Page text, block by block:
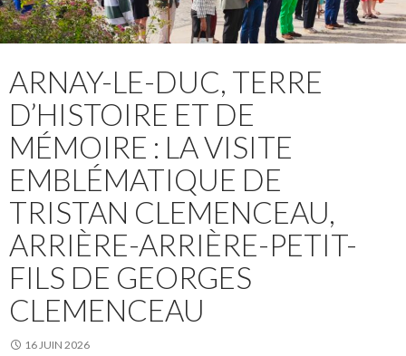
ARNAY-LE-DUC, TERRE
D’HISTOIRE ET DE
MÉMOIRE : LA VISITE
EMBLÉMATIQUE DE
TRISTAN CLEMENCEAU,
ARRIÈRE-ARRIÈRE-PETIT-
FILS DE GEORGES
CLEMENCEAU
16 JUIN 2026